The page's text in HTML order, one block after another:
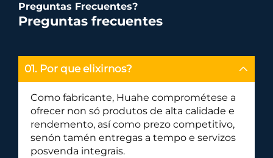
Preguntas Frecuentes?
Preguntas frecuentes
01. Por que elixirnos?
Como fabricante, Huahe comprométese a
ofrecer non só produtos de alta calidade e
rendemento, así como prezo competitivo,
senón tamén entregas a tempo e servizos
posvenda integrais.